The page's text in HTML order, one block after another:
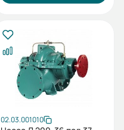
02.03.001010